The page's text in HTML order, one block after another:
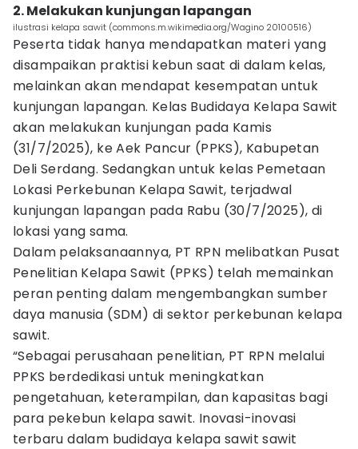
2. Melakukan kunjungan lapangan
ilustrasi kelapa sawit (commons.m.wikimedia.org/Wagino 20100516)
Peserta tidak hanya mendapatkan materi yang
disampaikan praktisi kebun saat di dalam kelas,
melainkan akan mendapat kesempatan untuk
kunjungan lapangan. Kelas Budidaya Kelapa Sawit
akan melakukan kunjungan pada Kamis
(31/7/2025), ke Aek Pancur (PPKS), Kabupetan
Deli Serdang. Sedangkan untuk kelas Pemetaan
Lokasi Perkebunan Kelapa Sawit, terjadwal
kunjungan lapangan pada Rabu (30/7/2025), di
lokasi yang sama.
Dalam pelaksanaannya, PT RPN melibatkan Pusat
Penelitian Kelapa Sawit (PPKS) telah memainkan
peran penting dalam mengembangkan sumber
daya manusia (SDM) di sektor perkebunan kelapa
sawit.
“Sebagai perusahaan penelitian, PT RPN melalui
PPKS berdedikasi untuk meningkatkan
pengetahuan, keterampilan, dan kapasitas bagi
para pekebun kelapa sawit. Inovasi-inovasi
terbaru dalam budidaya kelapa sawit sawit